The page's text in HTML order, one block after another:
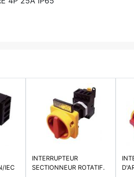
IEC
INTERRUPTEUR
SECTIONNEUR ROTATIF.